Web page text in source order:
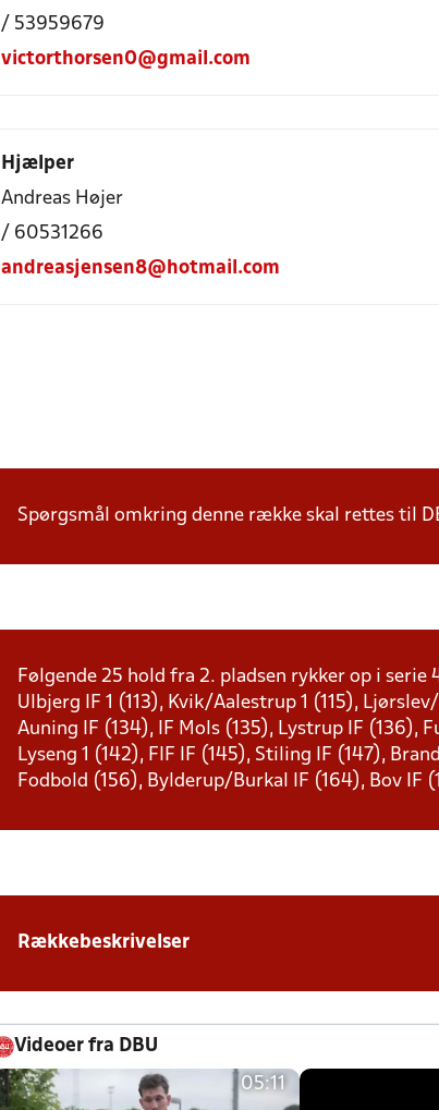
/ 53959679
victorthorsen0@gmail.com
Hjælper
Andreas Højer
/ 60531266
andreasjensen8@hotmail.com
Spørgsmål omkring denne række skal rettes til
Følgende 25 hold fra 2. pladsen rykker op i
Ulbjerg IF 1 (113), Kvik/Aalestrup 1 (115),
Auning IF (134), IF Mols (135), Lystrup IF (136),
Lyseng 1 (142), FIF IF (145), Stiling IF (147),
Fodbold (156), Bylderup/Burkal IF (164), Bov IF
Rækkebeskrivelser
Videoer fra DBU
05:11